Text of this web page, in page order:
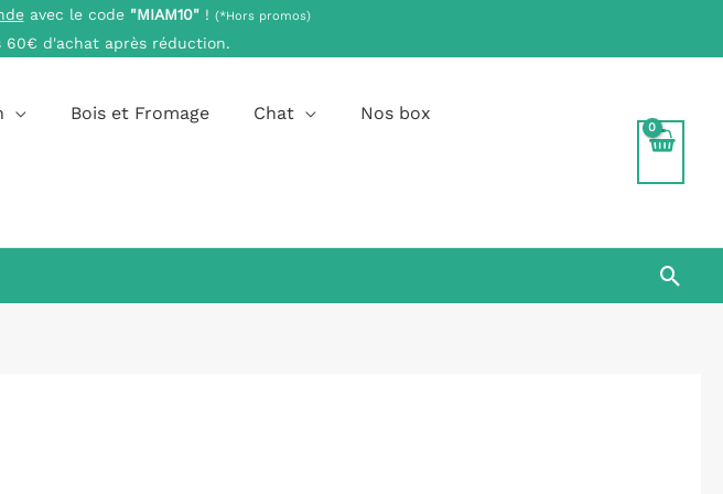
avec le code "MIAM10"! (*Hors promos)
60€ d'achat après réduction.
Bois et Fromage Chat Nos box